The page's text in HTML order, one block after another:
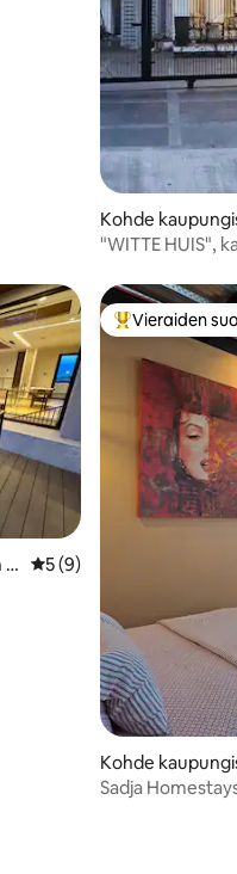
Kohde
g Wetan
"WITTE HUIS",
C Keskimääräinen arvio 5/
5 (9)
Vieraiden
Vieraiden
Kohde
Sadja